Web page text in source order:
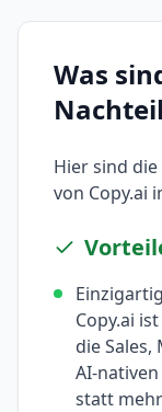
Was
Hier sind
von Copy.ai
Copy.ai
die
AI-
statt